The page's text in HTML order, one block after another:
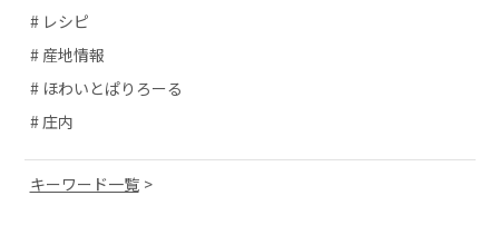
# レシピ
# 産地情報
# ほわいとぱりろーる
# 庄内
キーワード一覧